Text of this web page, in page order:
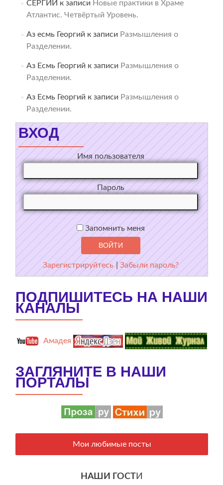
СЕРГИЙ к записи Новые практики в Храме
Атлантис. Четвёртый Уровень.
Аз есмь Георгий к записи Размышления о
Разделении.
Аз Есмь Георгий к записи Размышления о
Разделении.
Аз Есмь Георгий к записи Размышления о
Разделении.
ВХОД
Имя пользователя
Пароль
Запомнить меня
Зарегистрируйтесь |Забыли пароль?
ПОДПИШИТЕСЬ НА НАШИ
КАНАЛЫ
Амадея
ЗАГЛЯНИТЕ В НАШИ
ПОРТАЛЫ
Мои любимые посты
НАШИ ГОСТ И